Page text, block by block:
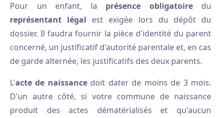
Pour un enfant, la présence obligatoiredu
représentant légal est exigée lors du dépôt du
dossier. Il faudra fournir la pièce d'identité du parent
concerné, un justificatif d'autorité parentale et, en cas
de garde alternée, les justificatifs des deux parents.
L'acte de naissancedoit dater de moins de 3 mois.
D'un autre côté, si votre commune de naissance
produit des actes dématérialisés et qu'aucun